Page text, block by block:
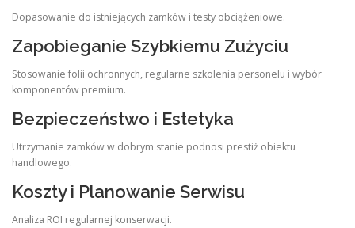
Dopasowanie do istniejących zamków i testy obciążeniowe.
Zapobieganie Szybkiemu Zużyciu
Stosowanie folii ochronnych, regularne szkolenia personelu i wybór
komponentów premium.
Bezpieczeństwo i Estetyka
Utrzymanie zamków w dobrym stanie podnosi prestiż obiektu
handlowego.
Koszty i Planowanie Serwisu
Analiza ROI regularnej konserwacji.